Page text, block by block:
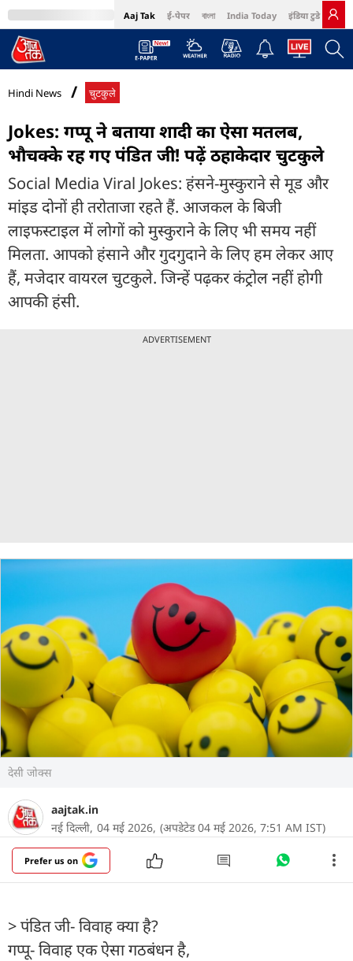
Aaj Tak ई-पेपर বাংলা India Today इंडिया टुडे हिंदी
MumbaiTak Cosmopolitan Harper's Bazaar Northeast
Hindi News चुटकुले
Jokes: गप्पू ने बताया शादी का ऐसा मतलब,
भौचक्के रह गए पंडित जी! पढ़ें ठहाकेदार चुटकुले
Social Media Viral Jokes: हंसने-मुस्कुराने से मूड और
मांइड दोनों ही तरोताजा रहते हैं. आजकल के बिजी
लाइफस्टाइल में लोगों को मुस्कुराने के लिए भी समय नहीं
मिलता. आपको हंसाने और गुदगुदाने के लिए हम लेकर आए
हैं, मजेदार वायरल चुटकुले. जिन्हें पढ़कर कंट्रोल नहीं होगी
आपकी हंसी.
ADVERTISEMENT
देसी जोक्स
aajtak.in
नई दिल्ली, 04 मई 2026, (अपडेटेड 04 मई 2026, 7:51 AM IST)
Prefer us on
> पंडित जी- विवाह क्या है?
गप्पू- विवाह एक ऐसा गठबंधन है,